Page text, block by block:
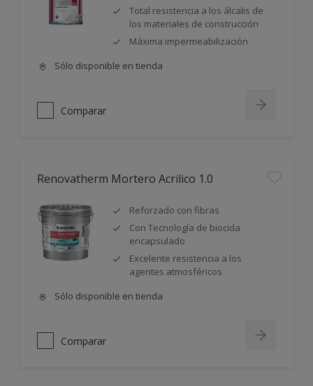
Total resistencia a los álcalis de
los materiales de construcción
Máxima impermeabilización
Sólo disponible en tienda
Comparar
Renovatherm Mortero Acrilico 1.0
Reforzado con fibras
Con Tecnología de biocida
encapsulado
Excelente resistencia a los
agentes atmosféricos
Sólo disponible en tienda
Comparar